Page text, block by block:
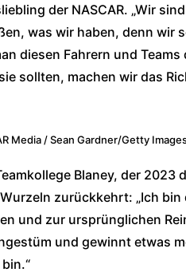
der NASCAR. „Wir
was wir haben, denn wir
diesen Fahrern und
sollten, machen wir das
Media / Sean Gardner/Getty
Blaney, der
zurückkehrt: „Ich
und zur ursprünglichen
und gewinnt etwas